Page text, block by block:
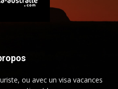
ou avec un visa vacances